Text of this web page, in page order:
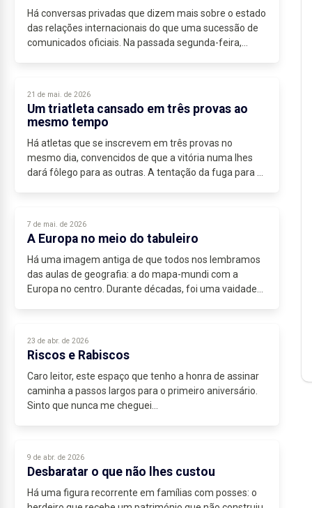
Há conversas privadas que dizem mais sobre o estado
das relações internacionais do que uma sucessão de
comunicados oficiais. Na passada segunda-feira,
21 de mai. de 2026
Um triatleta cansado em três provas ao
mesmo tempo
Há atletas que se inscrevem em três provas no
mesmo dia, convencidos de que a vitória numa lhes
dará fôlego para as outras. A tentação da fuga para a
7 de mai. de 2026
A Europa no meio do tabuleiro
Há uma imagem antiga de que todos nos lembramos
das aulas de geografia: a do mapa-mundi com a
Europa no centro. Durante décadas, foi uma vaidade
23 de abr. de 2026
Riscos e Rabiscos
Caro leitor, este espaço que tenho a honra de assinar
caminha a passos largos para o primeiro aniversário.
Sinto que nunca me cheguei...
9 de abr. de 2026
Desbaratar o que não lhes custou
Há uma figura recorrente em famílias com posses: o